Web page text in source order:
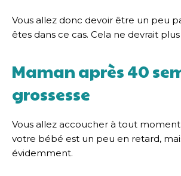
Vous allez donc devoir être un peu
êtes dans ce cas. Cela ne devrait
Maman après 40
grossesse
Vous allez accoucher à tout
votre bébé est un peu en retard,
évidemment.